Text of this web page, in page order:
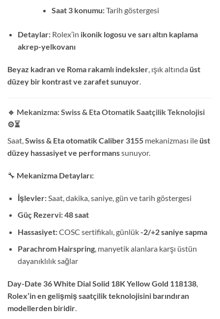
Saat 3 konumu:Tarih göstergesi
Detaylar:Rolex’in ikonik logosu ve sarı altın kaplama
akrep-yelkovanı
Beyaz kadran ve Roma rakamlı indeksler, ışık altında üst
düzey bir kontrast ve zarafet sunuyor.
🔹 Mekanizma: Swiss & Eta Otomatik Saatçilik Teknolojisi
⚙️⏳
Saat,Swiss & Eta otomatik Caliber 3155 mekanizması ile üst
düzey hassasiyet ve performanssunuyor.
🔧 Mekanizma Detayları:
İşlevler:Saat, dakika, saniye, gün ve tarih göstergesi
Güç Rezervi:48 saat
Hassasiyet:COSC sertifikalı, günlük-2/+2 saniye sapma
Parachrom Hairspring, manyetik alanlara karşı üstün
dayanıklılık sağlar
Day-Date 36 White Dial Solid 18K Yellow Gold 118138,
Rolex’in en gelişmiş saatçilik teknolojisini barındıran
modellerden biridir.